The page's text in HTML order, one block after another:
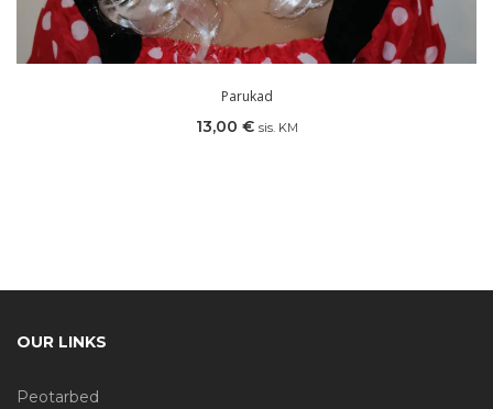
Parukad
13,00 € sis. KM
OUR LINKS
Peotarbed